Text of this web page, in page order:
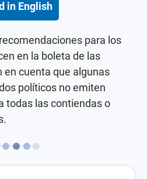
in English
para los
en la boleta de las
en cuenta que algunas
políticos no emiten
todas las contiendas o